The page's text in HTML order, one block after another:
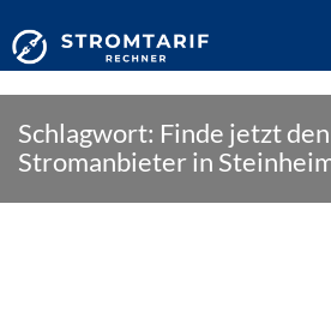
content
Schlagwort: Finde jetzt
Stromanbieter in